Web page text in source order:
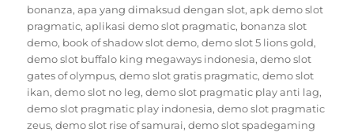
bonanza,apa yang dimaksud dengan slot,apk demo slot
pragmatic,aplikasi demo slot pragmatic, bonanza slot
demo, book of shadow slot demo,demo slot 5 lions gold,
demo slot buffalo king megaways indonesia,demo slot
gates of olympus,demo slot gratis pragmatic,demo slot
ikan,demo slot no leg,demo slot pragmatic play anti lag,
demo slot pragmatic play indonesia,demo slot pragmatic
zeus,demo slot rise of samurai,demo slot spadegaming